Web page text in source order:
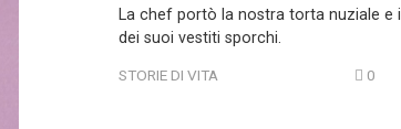
La chef portò la nostra torta nuziale e
dei suoi vestiti sporchi.
STORIE DI VITA 0